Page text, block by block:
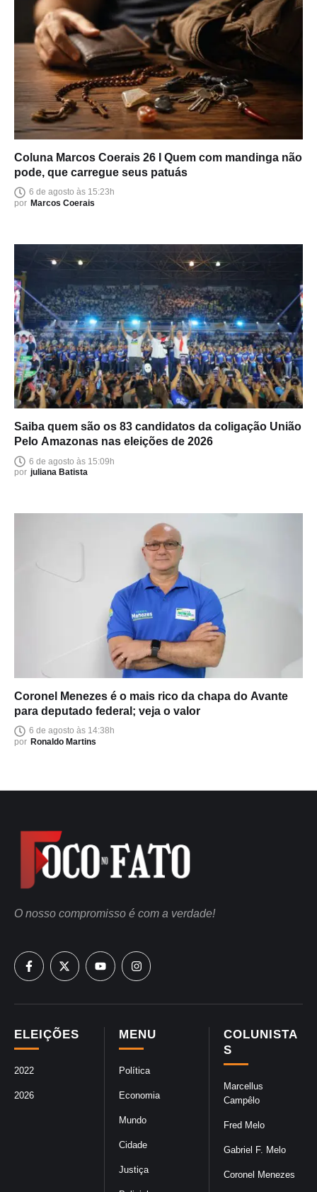
Coluna Marcos Coerais 26 I Quem com mandinga não
pode, que carregue seus patuás
6 de agosto às 15:23h
por Marcos Coerais
Saiba quem são os 83 candidatos da coligação União
Pelo Amazonas nas eleições de 2026
6 de agosto às 15:09h
por juliana Batista
Coronel Menezes é o mais rico da chapa do Avante
para deputado federal; veja o valor
6 de agosto às 14:38h
por Ronaldo Martins
COLUNISTA
S
Marcellus
Campêlo
Fred Melo
Gabriel F. Melo
Coronel Menezes
MENU
Política
Economia
Mundo
Cidade
Justiça
ELEIÇÕES
2022
2026
O nosso compromisso é com a verdade!